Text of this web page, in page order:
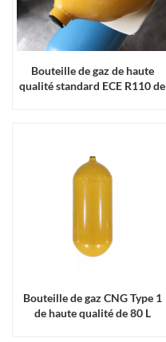
Bouteille de gaz de haute
qualité standard ECE R110 de
Bouteille de gaz CNG Type 1
de haute qualité de 80 L